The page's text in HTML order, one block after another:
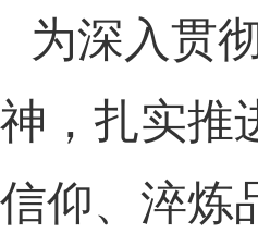
为深入贯
神，扎实推
信仰、淬炼